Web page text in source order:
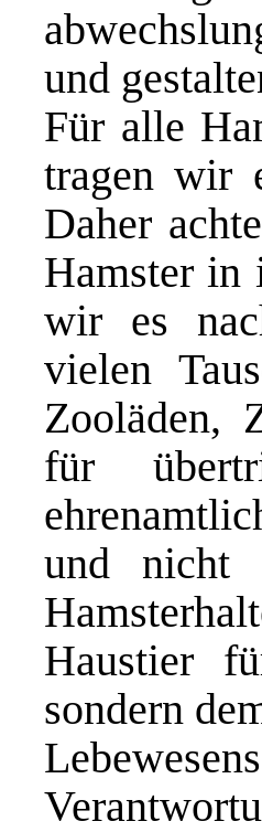
und
Für alle
tragen wir
Daher
Hamster in
wir es
vielen
Zooläden,
für
und nicht
Haustier
sondern